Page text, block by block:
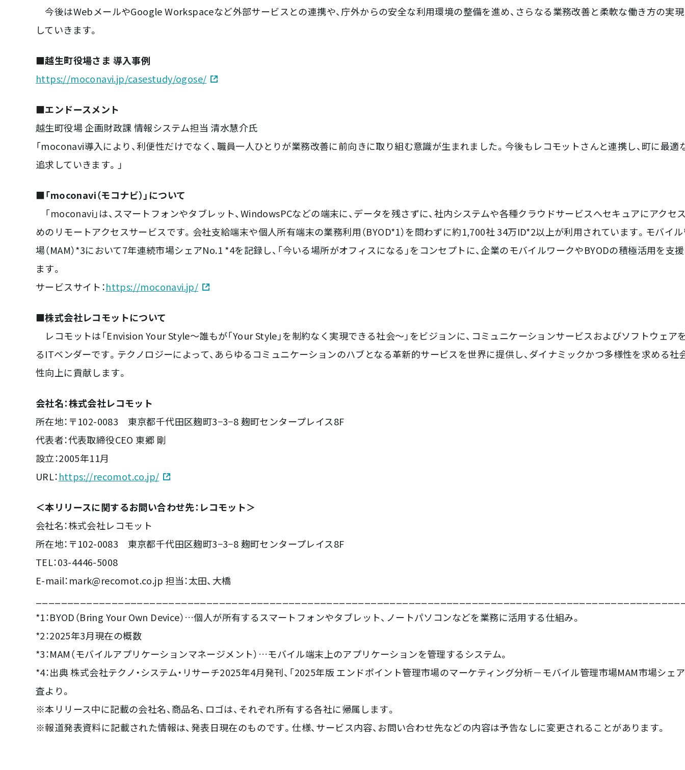
今後はWebメールやGoogle Workspaceなど外部サービスとの連携や、庁外からの安全な利用環境の整備を進め、さらなる業務改善と柔軟な働き方の実
していきます。
■越生町役場さま 導入事例
https://moconavi.jp/casestudy/ogose/
■エンドースメント
越生町役場 企画財政課 情報システム担当 清水慧介氏
「moconavi導入により、利便性だけでなく、職員一人ひとりが業務改善に前向きに取り組む意識が生まれました。今後もレコモットさんと連携し、町に最適
追求していきます。」
■「moconavi（モコナビ）」について
「moconavi」は、スマートフォンやタブレット、WindowsPCなどの端末に、データを残さずに、社内システムや各種クラウドサービスへセキュアにアクセ
めのリモートアクセスサービスです。会社支給端末や個人所有端末の業務利用（BYOD*1）を問わずに約1,700社 34万ID*2以上が利用されています。モバイ
場（MAM）*3において7年連続市場シェアNo.1 *4を記録し、「今いる場所がオフィスになる」をコンセプトに、企業のモバイルワークやBYODの積極活用を支
ます。
サービスサイト：https://moconavi.jp/
■株式会社レコモットについて
レコモットは「Envision Your Style〜誰もが「Your Style」を制約なく実現できる社会〜」をビジョンに、コミュニケーションサービスおよびソフトウェア
るITベンダーです。テクノロジーによって、あらゆるコミュニケーションのハブとなる革新的サービスを世界に提供し、ダイナミックかつ多様性を求める社
性向上に貢献します。
会社名：株式会社レコモット
所在地：〒102-0083 東京都千代田区麹町3−3−8 麹町センタープレイス8F
代表者：代表取締役CEO 東郷 剛
設立：2005年11月
URL：https://recomot.co.jp/
＜本リリースに関するお問い合わせ先：レコモット＞
会社名：株式会社レコモット
所在地：〒102-0083 東京都千代田区麹町3−3−8 麹町センタープレイス8F
TEL：03-4446-5008
E-mail：mark@recomot.co.jp 担当：太田、大橋
*1：BYOD（Bring Your Own Device）…個人が所有するスマートフォンやタブレット、ノートパソコンなどを業務に活用する仕組み。
*2：2025年3月現在の概数
*3：MAM（モバイルアプリケーションマネージメント）…モバイル端末上のアプリケーションを管理するシステム。
*4：出典 株式会社テクノ・システム・リサーチ2025年4月発刊、「2025年版 エンドポイント管理市場のマーケティング分析－モバイル管理市場MAM市場シェ
査より。
※本リリース中に記載の会社名、商品名、ロゴは、それぞれ所有する各社に帰属します。
※報道発表資料に記載された情報は、発表日現在のものです。仕様、サービス内容、お問い合わせ先などの内容は予告なしに変更されることがあります。